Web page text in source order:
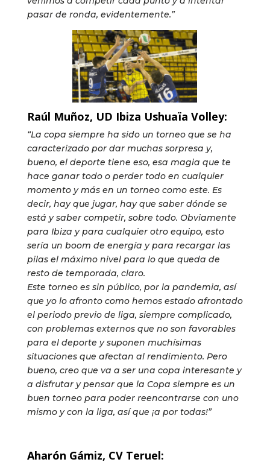
pasar de ronda, evidentemente.”
Raúl Muñoz, UD Ibiza Ushuaïa Volley:
“La copa siempre ha sido un torneo que se ha
caracterizado por dar muchas sorpresa y,
bueno, el deporte tiene eso, esa magia que te
hace ganar todo o perder todo en cualquier
momento y más en un torneo como este. Es
decir, hay que jugar, hay que saber dónde se
está y saber competir, sobre todo. Obviamente
para Ibiza y para cualquier otro equipo, esto
sería un boom de energía y para recargar las
pilas el máximo nivel para lo que queda de
resto de temporada, claro.
Este torneo es sin público, por la pandemia, así
que yo lo afronto como hemos estado afrontado
el periodo previo de liga, siempre complicado,
con problemas externos que no son favorables
para el deporte y suponen muchísimas
situaciones que afectan al rendimiento. Pero
bueno, creo que va a ser una copa interesante y
a disfrutar y pensar que la Copa siempre es un
buen torneo para poder reencontrarse con uno
mismo y con la liga, así que ¡a por todas!”
Aharón Gámiz, CV Teruel: